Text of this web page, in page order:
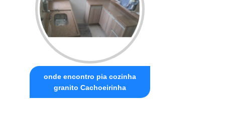
onde encontro pia cozinha
granito Cachoeirinha